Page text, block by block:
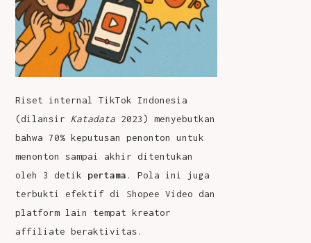
Riset internal TikTok Indonesia
(dilansir Katadata 2023) menyebutkan
bahwa 70% keputusan penonton untuk
menonton sampai akhir ditentukan
oleh 3 detik pertama . Pola ini juga
terbukti efektif di Shopee Video dan
platform lain tempat kreator
affiliate beraktivitas.